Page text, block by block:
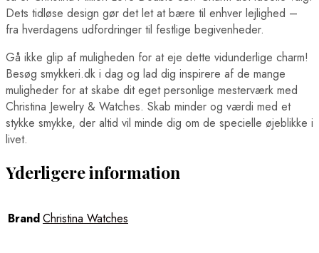
Dets tidløse design gør det let at bære til enhver lejlighed –
fra hverdagens udfordringer til festlige begivenheder.
Gå ikke glip af muligheden for at eje dette vidunderlige charm!
Besøg smykkeri.dk i dag og lad dig inspirere af de mange
muligheder for at skabe dit eget personlige mesterværk med
Christina Jewelry & Watches. Skab minder og værdi med et
stykke smykke, der altid vil minde dig om de specielle øjeblikke i
livet.
Yderligere information
BrandChristina Watches